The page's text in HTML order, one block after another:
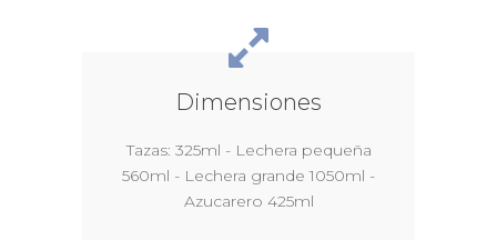
Dimensiones
Tazas: 325ml - Lechera pequeña
560ml - Lechera grande 1050ml -
Azucarero 425ml